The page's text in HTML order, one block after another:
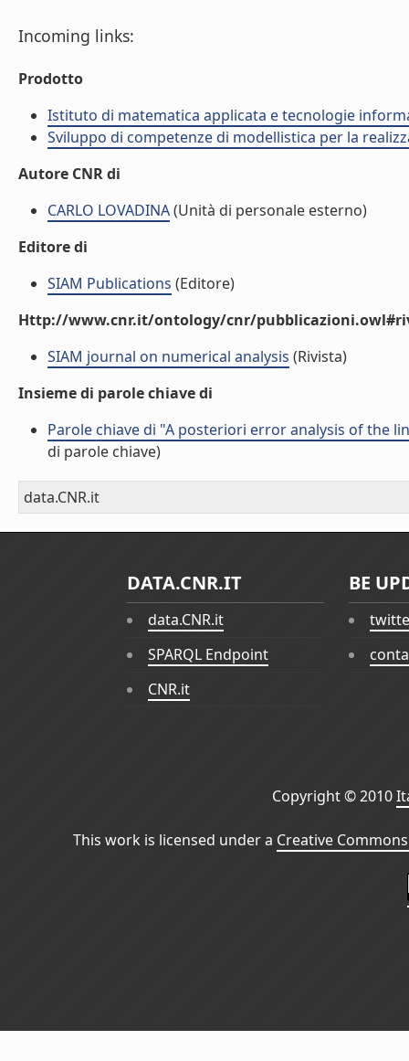
Incoming links:
Prodotto
Istituto di matematica applicata e tecnologie
Sviluppo di competenze di modellistica per la
Autore CNR di
CARLO LOVADINA(Unità di personale esterno)
Editore di
SIAM Publications (Editore)
Http://www.cnr.it/ontology/cnr/
SIAM journal on numerical analysis (Rivista)
Insieme di parole chiave di
Parole chiave di "A posteriori error analysis of the
di parole chiave)
data.CNR.it
DATA.CNR.IT
data.CNR.it
SPARQL Endpoint
CNR.it
BE
Copyright © 2010
This work is licensed under a Creative